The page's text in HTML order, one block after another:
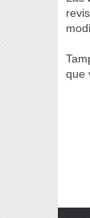
que